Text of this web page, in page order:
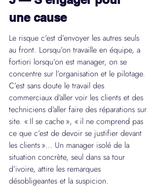
une cause
Le risque c’est d’envoyer les autres seuls
au front. Lorsqu’on travaille en équipe, a
fortiori lorsqu’on est manager, on se
concentre sur l’organisation et le pilotage.
C’est sans doute le travail des
commerciaux d’aller voir les clients et des
techniciens d’aller faire des réparations sur
site. « Il se cache », « il ne comprend pas
ce que c’est de devoir se justifier devant
les clients »… Un manager isolé de la
situation concrète, seul dans sa tour
d’ivoire, attire les remarques
désobligeantes et la suspicion.